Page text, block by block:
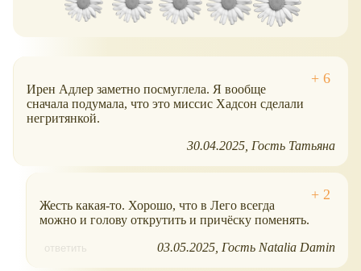
Ирен Адлер заметно посмуглела. Я вообще
сначала подумала, что это миссис Хадсон сделали
негритянкой.
30.04.2025 Гость Татьяна
Жесть какая-то. Хорошо, что в Лего всегда
можно и голову открутить и причёску поменять.
ответить 03.05.2025 Гость Natalia Damin